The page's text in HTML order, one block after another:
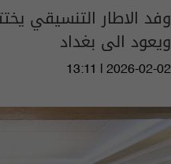
وفد الاطار التنسيقي
ويعود الى بغداد
13:11 | 2026-02-02